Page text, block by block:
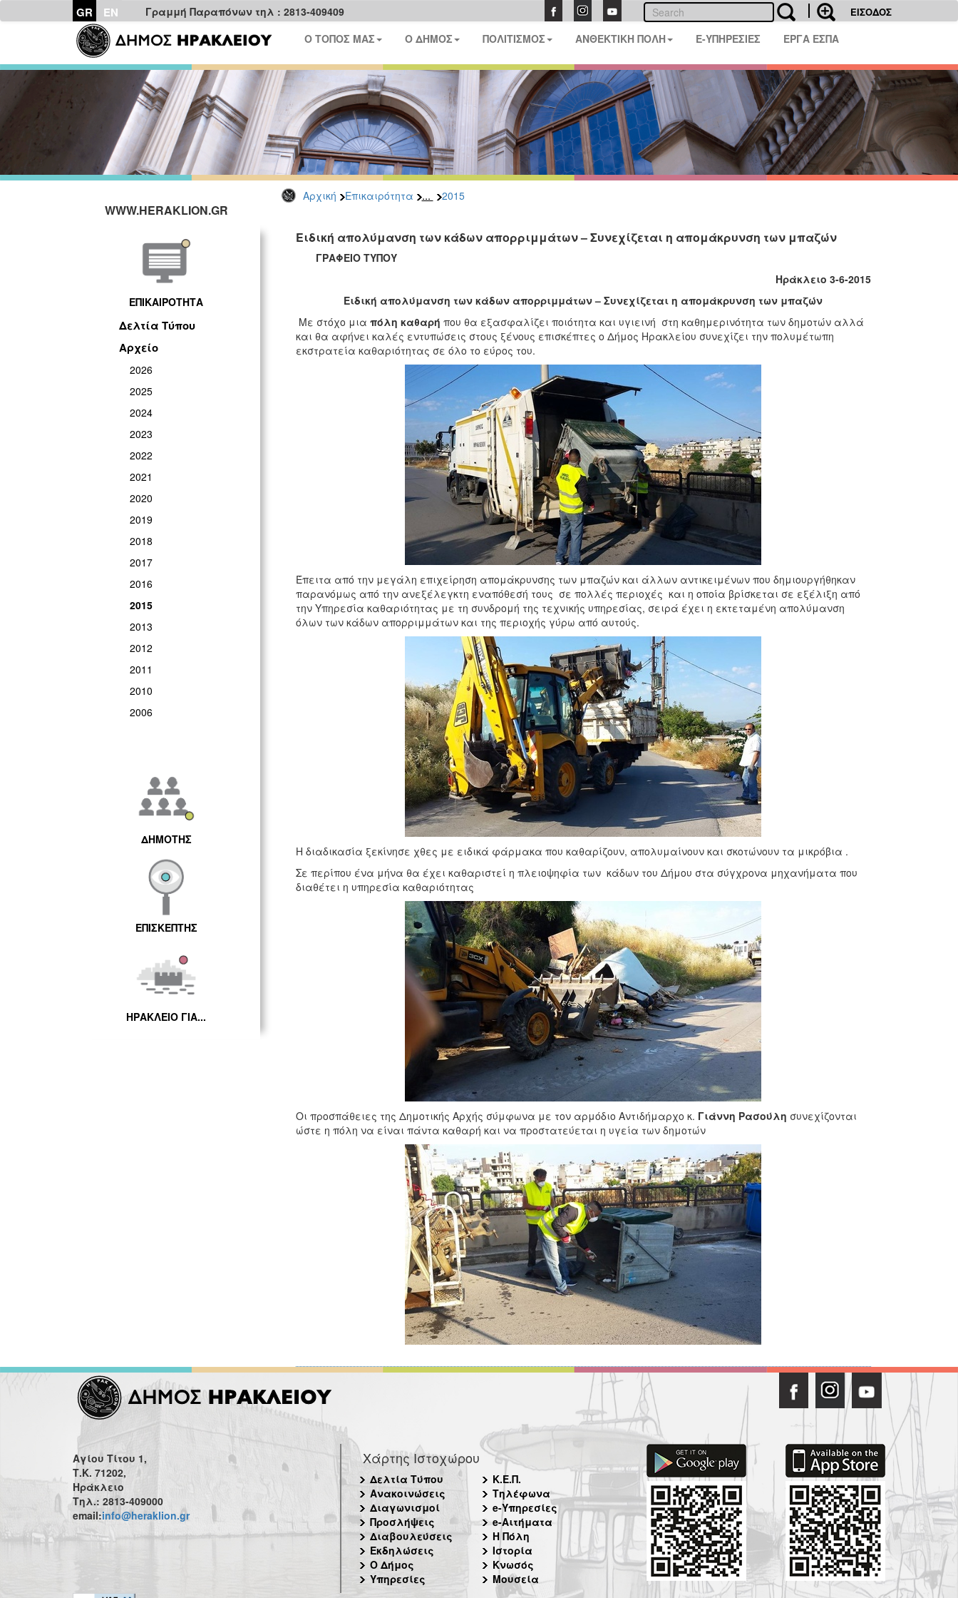
GR EN Γραμμή Παραπόνων τηλ : 2813-409409 ΕΙΣΟΔΟΣ
Ο ΤΟΠΟΣ ΜΑΣ Ο ΔΗΜΟΣ ΠΟΛΙΤΙΣΜΟΣ ΑΝΘΕΚΤΙΚΗ ΠΟΛΗ E-ΥΠΗΡΕΣΙΕΣ ΕΡΓΑ ΕΣΠΑ
Αρχική Επικαιρότητα ... 2015
WWW.HERAKLION.GR
ΕΠΙΚΑΙΡΟΤΗΤΑ
Δελτία Τύπου
Αρχείο
2026
2025
2024
2023
2022
2021
2020
2019
2018
2017
2016
2015
2013
2012
2011
2010
2006
ΔΗΜΟΤΗΣ
ΕΠΙΣΚΕΠΤΗΣ
ΗΡΑΚΛΕΙΟ ΓΙΑ...
Ειδική απολύμανση των κάδων απορριμμάτων – Συνεχίζεται η απομάκρυνση των μπαζών
ΓΡΑΦΕΙΟ ΤΥΠΟΥ
Ηράκλειο 3-6-2015
Ειδική απολύμανση των κάδων απορριμμάτων – Συνεχίζεται η απομάκρυνση των μπαζών
Με στόχο μια πόλη καθαρή που θα εξασφαλίζει ποιότητα και υγιεινή στη καθημερινότητα των δημοτών αλλά
και θα αφήνει καλές εντυπώσεις στους ξένους επισκέπτες ο Δήμος Ηρακλείου συνεχίζει την πολυμέτωπη
εκστρατεία καθαριότητας σε όλο το εύρος του.
Έπειτα από την μεγάλη επιχείρηση απομάκρυνσης των μπαζών και άλλων αντικειμένων που δημιουργήθηκαν
παρανόμως από την ανεξέλεγκτη εναπόθεσή τους σε πολλές περιοχές και η οποία βρίσκεται σε εξέλιξη από
την Υπηρεσία καθαριότητας με τη συνδρομή της τεχνικής υπηρεσίας, σειρά έχει η εκτεταμένη απολύμανση
όλων των κάδων απορριμμάτων και της περιοχής γύρω από αυτούς.
Η διαδικασία ξεκίνησε χθες με ειδικά φάρμακα που καθαρίζουν, απολυμαίνουν και σκοτώνουν τα μικρόβια .
Σε περίπου ένα μήνα θα έχει καθαριστεί η πλειοψηφία των κάδων του Δήμου στα σύγχρονα μηχανήματα που
διαθέτει η υπηρεσία καθαριότητας
Οι προσπάθειες της Δημοτικής Αρχής σύμφωνα με τον αρμόδιο Αντιδήμαρχο κ. Γιάννη Ρασούλη συνεχίζονται
ώστε η πόλη να είναι πάντα καθαρή και να προστατεύεται η υγεία των δημοτών
Αγίου Τίτου 1,
Τ.Κ. 71202,
Ηράκλειο
Τηλ.: 2813-409000
email:info@heraklion.gr
Χάρτης Ιστοχώρου
Δελτία Τύπου
Ανακοινώσεις
Διαγωνισμοί
Προσλήψεις
Διαβουλεύσεις
Εκδηλώσεις
Ο Δήμος
Υπηρεσίες
Κ.Ε.Π.
Τηλέφωνα
e-Υπηρεσίες
e-Αιτήματα
Η Πόλη
Ιστορία
Κνωσός
Μουσεία